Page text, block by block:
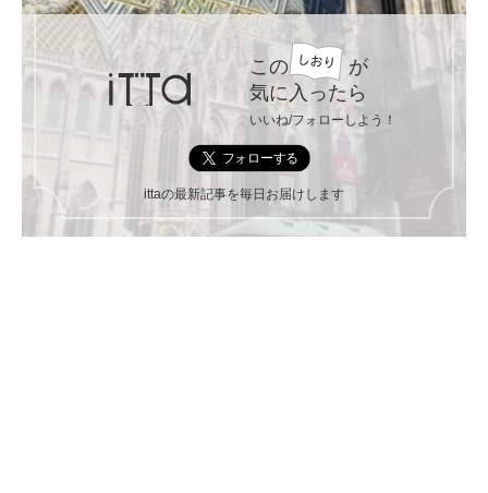
この
が
気に入ったら
いいね/フォローしよう！
ittaの最新記事を毎日お届けします